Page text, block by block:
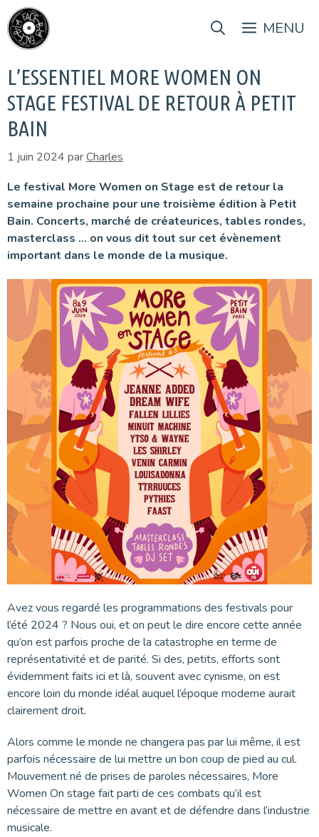
Aller
au
contenu
MENU
L’ESSENTIEL MORE WOMEN ON
STAGE FESTIVAL DE RETOUR À PETIT
BAIN
1 juin 2024 parCharles
Le festival More Women on Stage est de retour la
semaine prochaine pour une troisième édition à Petit
Bain. Concerts, marché de créateurices, tables rondes,
masterclass … on vous dit tout sur cet évènement
important dans le monde de la musique.
Avez vous regardé les programmations des festivals pour
l’été 2024 ? Nous oui, et on peut le dire encore cette année
qu’on est parfois proche de la catastrophe en terme de
représentativité et de parité. Si des, petits, efforts sont
évidemment faits ici et là, souvent avec cynisme, on est
encore loin du monde idéal auquel l’époque moderne aurait
clairement droit.
Alors comme le monde ne changera pas par lui même, il est
parfois nécessaire de lui mettre un bon coup de pied au cul.
Mouvement né de prises de paroles nécessaires, More
Women On stage fait parti de ces combats qu’il est
nécessaire de mettre en avant et de défendre dans l’industrie
musicale.